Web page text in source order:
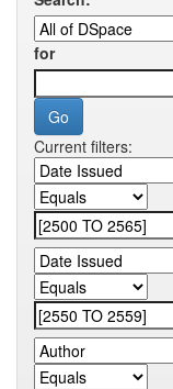
for
Current filters: